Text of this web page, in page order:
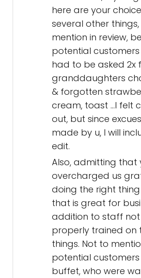
here are your
several other
mention in review,
potential
had to be asked 2x
granddaughters
& forgotten
cream, toast ...I felt
out, but since
made by u, I will
edit.
Also, admitting that
overcharged us
doing the right
that is great for
addition to staff not
properly trained on
things. Not to
potential
buffet, who were